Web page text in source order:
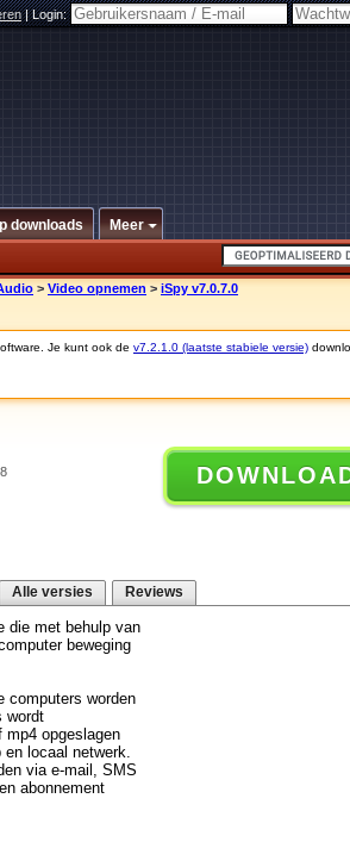
|Login:
downloads Meer
> Video opnemen > iSpy v7.0.7.0
Je kunt ook de v7.2.1.0 (laatste stabiele versie)
Alle versies Reviews
die met behulp van
beweging
computers worden
wordt
mp4 opgeslagen
locaal netwerk.
via e-mail, SMS
abonnement